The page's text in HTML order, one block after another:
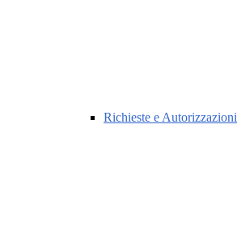
Richieste e Autorizzazioni